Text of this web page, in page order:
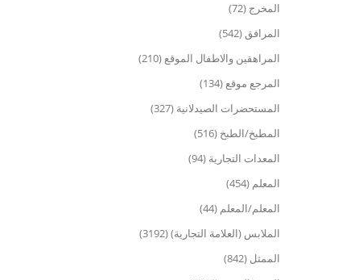
المخرج (72)
المرافق (542)
المراهقين والاطفال الموقع (210)
المرجع موقع (134)
المستحضرات الصيدلانية (327)
المطبخ/الطبخ (516)
المعدات التجارية (94)
المعلم (454)
المعلم/المعلم (44)
الملابس (العلامة التجارية) (3192)
الممثل (842)